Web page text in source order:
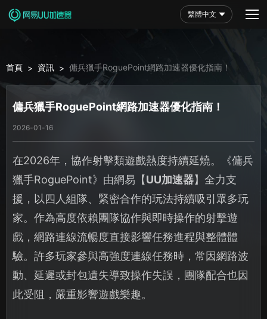
繁體中文
首頁 > 資訊 > 傭兵獵手RoguePoint網路加速器優化指南！
傭兵獵手RoguePoint網路加速器優化指南！
2026-01-16
在2026年，協作射擊類遊戲熱度持續延燒。《傭兵
獵手RoguePoint》由網易【UU加速器】全力支
援，以四人組隊、緊密合作的玩法持續吸引眾多玩
家。作為高度依賴團隊協作與即時操作的射擊遊
戲，網路連線流暢度直接影響任務進程與整體體
驗。許多玩家參與高強度連線任務時，常因網路波
動、延遲或封包遺失導致操作失誤，團隊配合也因
此受阻，嚴重影響遊戲樂趣。